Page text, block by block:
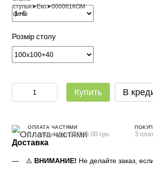
Розмір столу
Купить В
ОПЛАТА ЧАСТЯМИ
3 платежа по 27 149.00 грн 3
Доставка
⚠️ ВНИМАНИЕ! Не делайте заказ,